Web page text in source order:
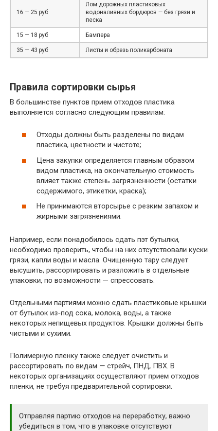
16 — 25 руб
Лом дорожных пластиковых
водоналивных бордюров — без грязи и
песка
15 — 18 руб Бампера
35 — 43 руб Листы и обрезь поликарбоната
Правила сортировки сырья
В большинстве пунктов прием отходов пластика
выполняется согласно следующим правилам:
Отходы должны быть разделены по видам
пластика, цветности и чистоте;
Цена закупки определяется главным образом
видом пластика, на окончательную стоимость
влияет также степень загрязненности (остатки
содержимого, этикетки, краска);
Не принимаются вторсырье с резким запахом и
жирными загрязнениями.
Например, если понадобилось сдать пэт бутылки,
необходимо проверить, чтобы на них отсутствовали куски
грязи, капли воды и масла. Очищенную тару следует
высушить, рассортировать и разложить в отдельные
упаковки, по возможности — спрессовать.
Отдельными партиями можно сдать пластиковые крышки
от бутылок из-под сока, молока, воды, а также
некоторых непищевых продуктов. Крышки должны быть
чистыми и сухими.
Полимерную пленку также следует очистить и
рассортировать по видам — стрейч, ПНД, ПВХ. В
некоторых организациях осуществляют прием отходов
пленки, не требуя предварительной сортировки.
Отправляя партию отходов на переработку, важно
убедиться в том, что в упаковке отсутствуют